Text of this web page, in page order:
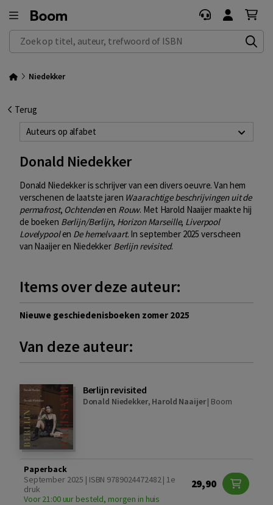
Zoek op titel, auteur, trefwoord of ISBN
Niedekker
Terug
Auteurs op alfabet
Donald Niedekker
Donald Niedekker is schrijver van een divers oeuvre. Van hem
verschenen de laatste jaren Waarachtige beschrijvingen uit de
permafrost, Ochtendenen Rouw. Met Harold Naaijer maakte hij
de boeken Berlijn/Berlijn, Horizon Marseille, Liverpool
Lovelypoolen De hemelvaart. In september 2025 verscheen
van Naaijer en Niedekker Berlijn revisited.
Items over deze auteur:
Nieuwe geschiedenisboeken zomer 2025
Van deze auteur:
Berlijn revisited
Donald Niedekker, Harold Naaijer| Boom
Paperback
September 2025 | ISBN 9789024472482 | 1e
druk
Voor 21:00 uur besteld, morgen in huis
29,90